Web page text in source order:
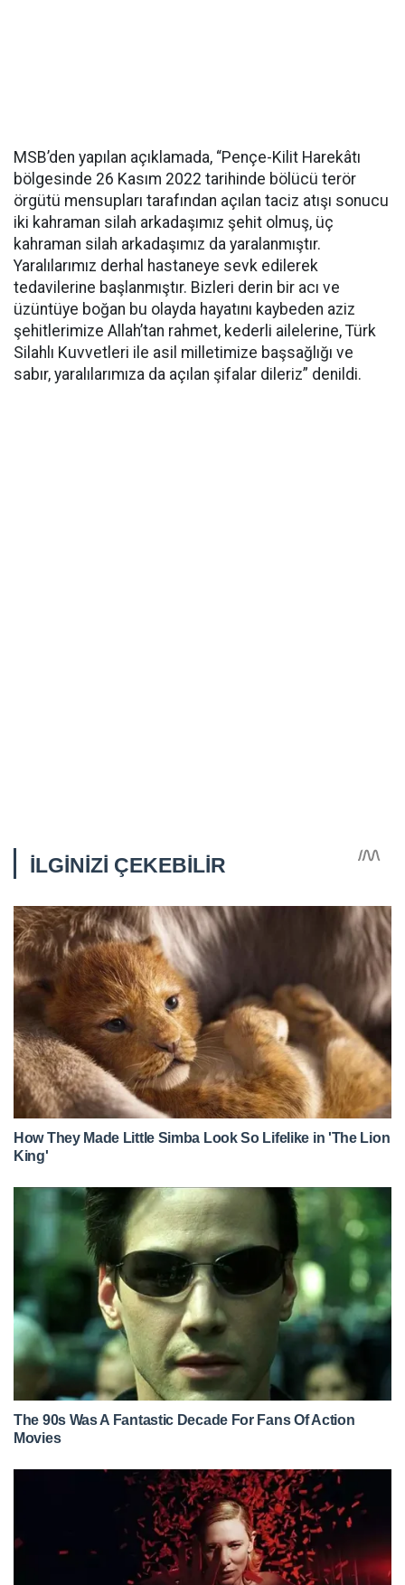
MSB’den yapılan açıklamada, “Pençe-Kilit Harekâtı
bölgesinde 26 Kasım 2022 tarihinde bölücü terör
örgütü mensupları tarafından açılan taciz atışı sonucu
iki kahraman silah arkadaşımız şehit olmuş, üç
kahraman silah arkadaşımız da yaralanmıştır.
Yaralılarımız derhal hastaneye sevk edilerek
tedavilerine başlanmıştır. Bizleri derin bir acı ve
üzüntüye boğan bu olayda hayatını kaybeden aziz
şehitlerimize Allah’tan rahmet, kederli ailelerine, Türk
Silahlı Kuvvetleri ile asil milletimize başsağlığı ve
sabır, yaralılarımıza da açılan şifalar dileriz” denildi.